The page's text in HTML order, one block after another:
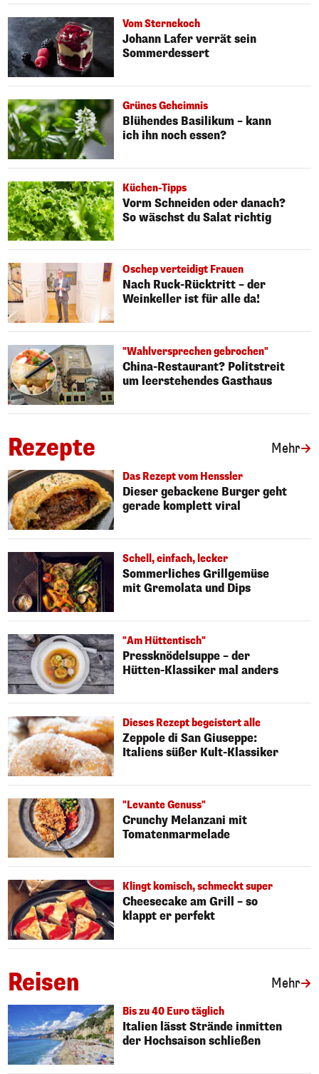
Vom Sternekoch
Johann Lafer verrät sein
Sommerdessert
Grünes Geheimnis
Blühendes Basilikum – kann
ich ihn noch essen?
Küchen-Tipps
Vorm Schneiden oder danach?
So wäschst du Salat richtig
Oschep verteidigt Frauen
Nach Ruck-Rücktritt – der
Weinkeller ist für alle da!
"Wahlversprechen gebrochen"
China-Restaurant? Politstreit
um leerstehendes Gasthaus
Rezepte Mehr
Das Rezept vom Henssler
Dieser gebackene Burger geht
gerade komplett viral
Schell, einfach, lecker
Sommerliches Grillgemüse
mit Gremolata und Dips
"Am Hüttentisch"
Pressknödelsuppe – der
Hütten-Klassiker mal anders
Dieses Rezept begeistert alle
Zeppole di San Giuseppe:
Italiens süßer Kult-Klassiker
"Levante Genuss"
Crunchy Melanzani mit
Tomatenmarmelade
Klingt komisch, schmeckt super
Cheesecake am Grill – so
klappt er perfekt
Reisen Mehr
Bis zu 40 Euro täglich
Italien lässt Strände inmitten
der Hochsaison schließen